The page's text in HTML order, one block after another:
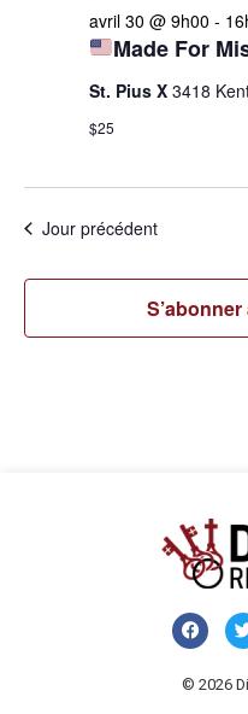
Made For
avril 30 @ 9h00 -
St. Pius X 3418
$25
Jour précédent
© 2026